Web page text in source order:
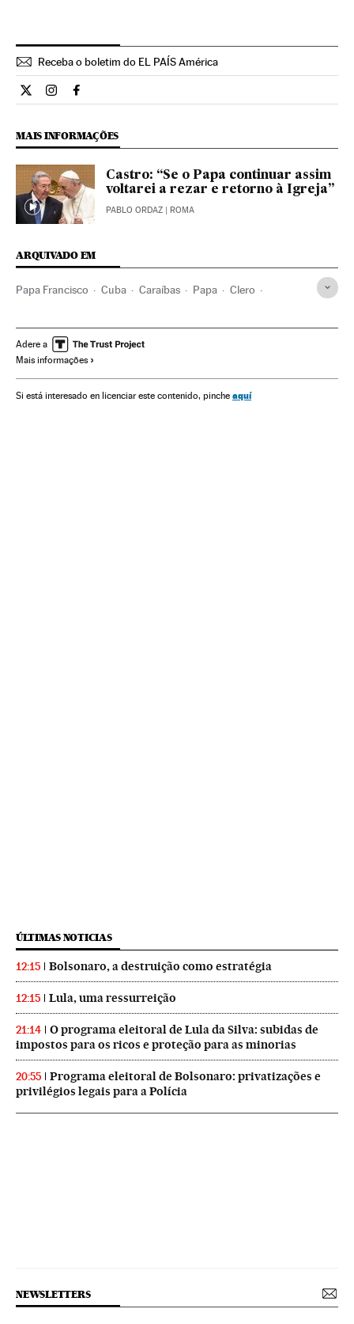
Receba o boletim do EL PAÍS América
Internacional El País Brasil en Twitter
Internacional El País Brasil en Instagram
Internacional El País Brasil en Facebook
MAIS INFORMAÇÕES
Castro: “Se o Papa continuar assim
voltarei a rezar e retorno à Igreja”
PABLO ORDAZ | ROMA
ARQUIVADO EM
Papa Francisco Cuba Caraíbas Papa Clero
Religião
Adere a
Mais informações
Si está interesado en licenciar este contenido, pinche aquí
ÚLTIMAS NOTICIAS
12:15 Bolsonaro, a destruição como estratégia
12:15 Lula, uma ressurreição
21:14
O programa eleitoral de Lula da Silva: subidas de
impostos para os ricos e proteção para as minorias
20:55
Programa eleitoral de Bolsonaro: privatizações e
privilégios legais para a Polícia
NEWSLETTERS